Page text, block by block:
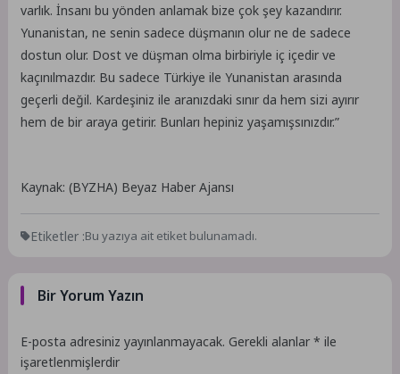
varlık. İnsanı bu yönden anlamak bize çok şey kazandırır.
Yunanistan, ne senin sadece düşmanın olur ne de sadece
dostun olur. Dost ve düşman olma birbiriyle iç içedir ve
kaçınılmazdır. Bu sadece Türkiye ile Yunanistan arasında
geçerli değil. Kardeşiniz ile aranızdaki sınır da hem sizi ayırır
hem de bir araya getirir. Bunları hepiniz yaşamışsınızdır.”
Kaynak: (BYZHA) Beyaz Haber Ajansı
Etiketler :Bu yazıya ait etiket bulunamadı.
Bir Yorum Yazın
E-posta adresiniz yayınlanmayacak. Gerekli alanlar* ile
işaretlenmişlerdir